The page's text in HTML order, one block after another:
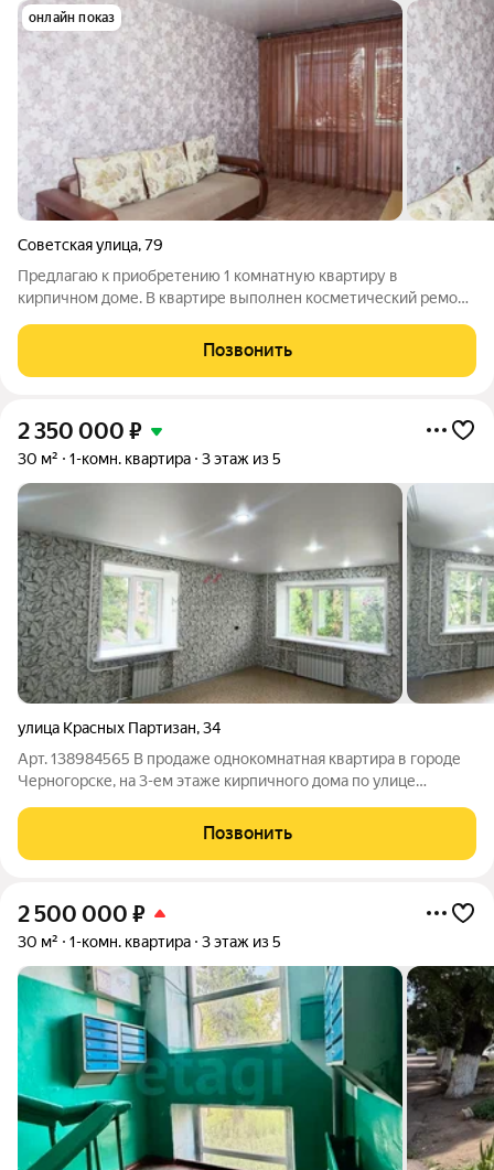
онлайн показ
Советская улица,79
Предлагаю к приобретению 1 комнатную квартиру в
кирпичном доме. В квартире выполнен косметический ремонт,
Инфраструктура района развитая, в шаговой доступности
находится школа, детский сад,
Позвонить
2 350 000 ₽
30 м² 1-комн. квартира 3 этаж из 5
улица Красных Партизан,34
Арт. 138984565 В продаже однокомнатная квартира в городе
Черногорске, на 3-ем этаже кирпичного дома по улице
Была удалена часть перегородки, для увеличения жилой
площади квартиры, санузел в
Позвонить
2 500 000 ₽
30 м² 1-комн. квартира 3 этаж из 5